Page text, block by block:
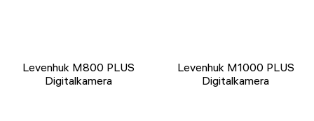
Levenhuk M800 PLUS
Digitalkamera
Levenhuk M1000 PLUS
Digitalkamera